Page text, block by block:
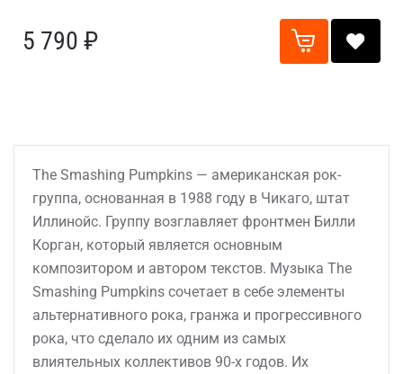
5 790 ₽
The Smashing Pumpkins — американская рок-
группа, основанная в 1988 году в Чикаго, штат
Иллинойс. Группу возглавляет фронтмен Билли
Корган, который является основным
композитором и автором текстов. Музыка The
Smashing Pumpkins сочетает в себе элементы
альтернативного рока, гранжа и прогрессивного
рока, что сделало их одним из самых
влиятельных коллективов 90-х годов. Их